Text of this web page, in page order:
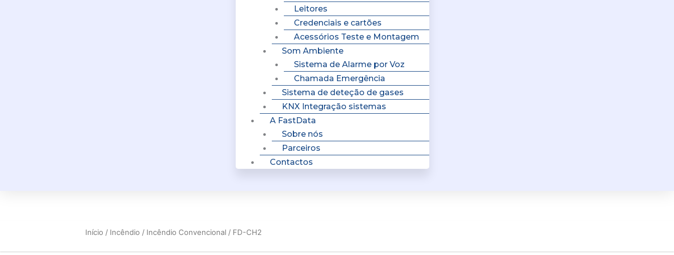
Leitores
Credenciais e cartões
Acessórios Teste e Montagem
Som Ambiente
Sistema de Alarme por Voz
Chamada Emergência
Sistema de deteção de gases
KNX Integração sistemas
A FastData
Sobre nós
Parceiros
Contactos
Início / Incêndio / Incêndio Convencional / FD-CH2